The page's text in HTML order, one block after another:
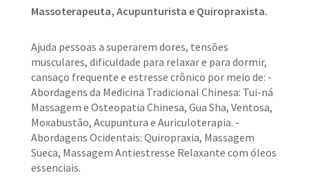
Massoterapeuta, Acupunturista e Quiropraxista.
Ajuda pessoas a superarem dores, tensões
musculares, dificuldade para relaxar e para dormir,
cansaço frequente e estresse crônico por meio de: -
Abordagens da Medicina Tradicional Chinesa: Tui-ná
Massagem e Osteopatia Chinesa, Gua Sha, Ventosa,
Moxabustão, Acupuntura e Auriculoterapia. -
Abordagens Ocidentais: Quiropraxia, Massagem
Sueca, Massagem Antiestresse Relaxante com óleos
essenciais.